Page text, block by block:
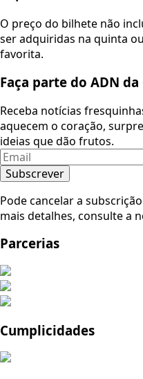
O preço do bilhete não
ser adquiridas na quinta
favorita.
Faça parte do ADN
Receba notícias
aquecem o coração,
ideias que dão frutos.
Subscrever
Pode cancelar a
mais detalhes, consulte a
Parcerias
Cumplicidades